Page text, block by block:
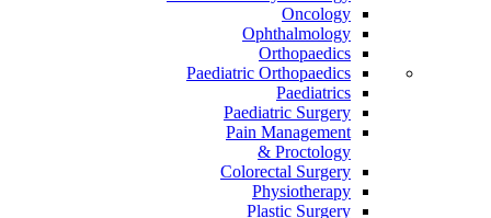
Oncology
Ophthalmology
Orthopaedics
Paediatric Orthopaedics
Paediatrics
Paediatric Surgery
Pain Management
Proctology &
Colorectal Surgery
Physiotherapy
Plastic Surgery